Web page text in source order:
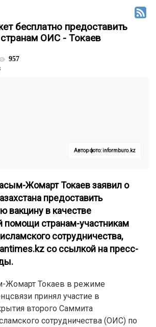
бесплатно предоставить
ОИС - Токаев
957
Автор фото: informburo.kz
Жомарт Токаев заявил о
предоставить
вакцину в качестве
помощи странам-участникам
сотрудничества,
со ссылкой на пресс-
Жомарт Токаев в режиме
принял участие в
второго Саммита
сотрудничества (ОИС) по